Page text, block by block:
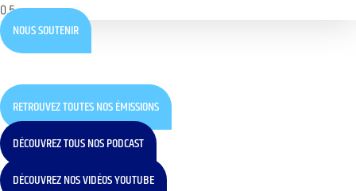
NOUS SOUTENIR
RETROUVEZ TOUTES NOS ÉMISSIONS
DÉCOUVREZ TOUS NOS PODCAST
DÉCOUVREZ NOS VIDÉOS YOUTUBE